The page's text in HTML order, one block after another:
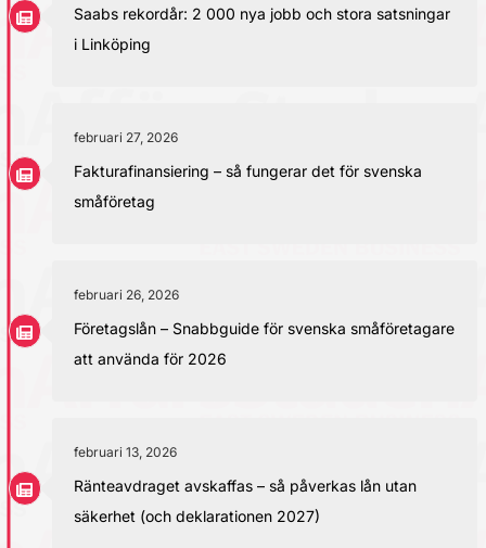
Saabs rekordår: 2 000 nya jobb och stora satsningar
i Linköping
februari 27, 2026
Fakturafinansiering – så fungerar det för svenska
småföretag
februari 26, 2026
Företagslån – Snabbguide för svenska småföretagare
att använda för 2026
februari 13, 2026
Ränteavdraget avskaffas – så påverkas lån utan
säkerhet (och deklarationen 2027)